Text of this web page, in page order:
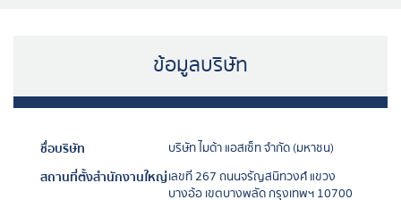
ข้อมูลบริษัท
ชื่อบริษัท บริษัท ไมด้า แอสเซ็ท จำกัด (มหาชน)
สถานที่ตั้งสำนักงานใหญ่เลขที่ 267 ถนนจรัญสนิทวงศ์ แขวง
บางอ้อ เขตบางพลัด กรุงเทพฯ 10700